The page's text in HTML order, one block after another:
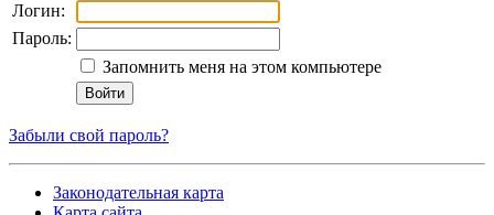
Логин:
Пароль:
Запомнить меня на этом компьютере
Забыли свой пароль?
Законодательная карта